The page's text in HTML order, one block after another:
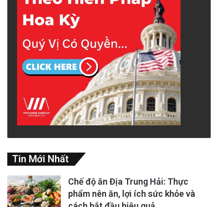
Tin Mới Nhất
Chế độ ăn Địa Trung Hải: Thực
phẩm nên ăn, lợi ích sức khỏe và